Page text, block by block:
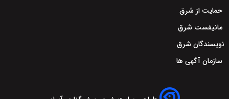
حمایت از شرق
مانیفست شرق
نویسندگان شرق
سازمان آگهی ها